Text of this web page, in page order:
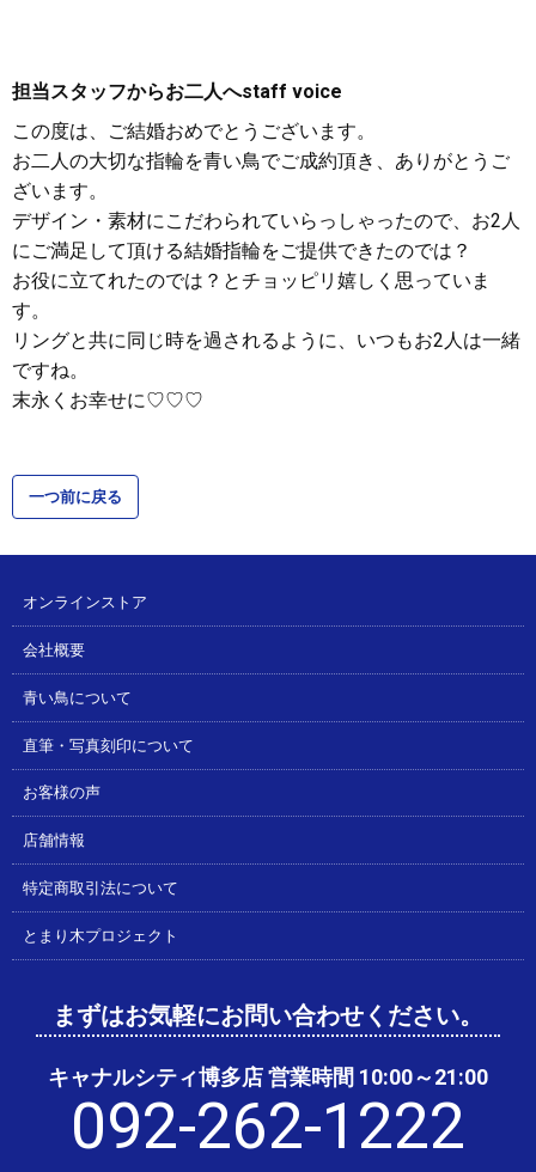
担当スタッフからお二人へstaff voice
この度は、ご結婚おめでとうございます。
お二人の大切な指輪を青い鳥でご成約頂き、ありがとうご
ざいます。
デザイン・素材にこだわられていらっしゃったので、お2人
にご満足して頂ける結婚指輪をご提供できたのでは？
お役に立てれたのでは？とチョッピリ嬉しく思っていま
す。
リングと共に同じ時を過されるように、いつもお2人は一緒
ですね。
末永くお幸せに♡♡♡
一つ前に戻る
オンラインストア
会社概要
青い鳥について
直筆・写真刻印について
お客様の声
店舗情報
特定商取引法について
とまり木プロジェクト
まずはお気軽にお問い合わせください。
キャナルシティ博多店 営業時間 10:00～21:00
092-262-1222